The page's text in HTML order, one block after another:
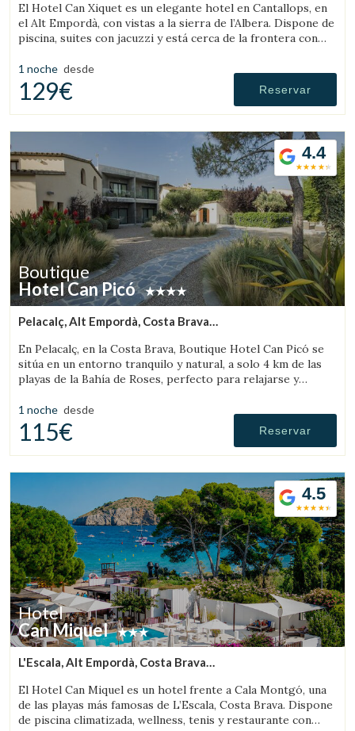
El Hotel Can Xiquet es un elegante hotel en Cantallops, en
el Alt Empordà, con vistas a la sierra de l’Albera. Dispone de
piscina, suites con jacuzzi y está cerca de la frontera con
1 noche desde
129€ Reservar
4.4
Boutique
Hotel Can Picó
Pelacalç, Alt Empordà, Costa Brava
En Pelacalç, en la Costa Brava, Boutique Hotel Can Picó se
sitúa en un entorno tranquilo y natural, a solo 4 km de las
playas de la Bahía de Roses, perfecto para relajarse y
1 noche desde
115€ Reservar
4.5
Hotel
Can Miquel
L'Escala, Alt Empordà, Costa Brava
El Hotel Can Miquel es un hotel frente a Cala Montgó, una
de las playas más famosas de L’Escala, Costa Brava. Dispone
de piscina climatizada, wellness, tenis y restaurante con